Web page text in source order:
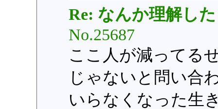
Re: なんか理解した
No.25687
ここ人が減ってる
じゃないと問い合
いらなくなった生